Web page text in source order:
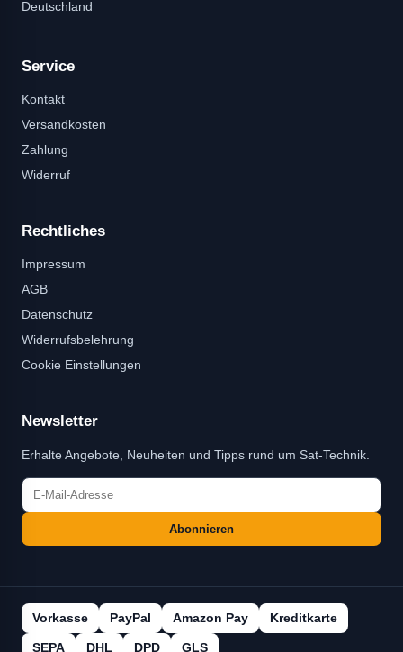
Deutschland
Service
Kontakt
Versandkosten
Zahlung
Widerruf
Rechtliches
Impressum
AGB
Datenschutz
Widerrufsbelehrung
Cookie Einstellungen
Newsletter
Erhalte Angebote, Neuheiten und Tipps rund um Sat-Technik.
Abonnieren
Vorkasse PayPal Amazon Pay Kreditkarte
SEPA DHL DPD GLS